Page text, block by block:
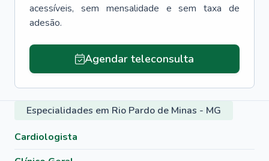
acessíveis, sem mensalidade e sem taxa de
adesão.
Agendar teleconsulta
Especialidades em Rio Pardo de Minas - MG
Cardiologista